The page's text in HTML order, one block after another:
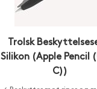
Trolsk
Silikon (Apple Pencil
C))